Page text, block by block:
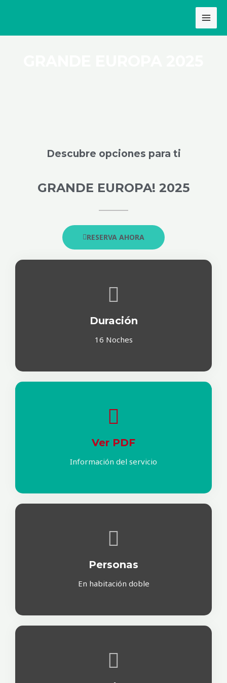
Descubre opciones para ti
GRANDE EUROPA! 2025
RESERVA AHORA
Duración
16 Noches
Ver PDF
Información del servicio
Personas
En habitación doble